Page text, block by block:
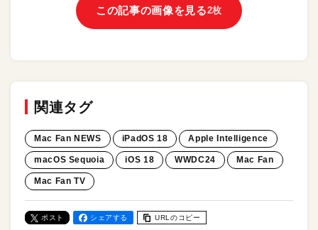
この記事の画像を見る2枚
関連タグ
Mac Fan NEWS iPadOS 18 Apple Intelligence
macOS Sequoia iOS 18 WWDC24 Mac Fan
Mac Fan TV
ポスト シェアする URLのコピー